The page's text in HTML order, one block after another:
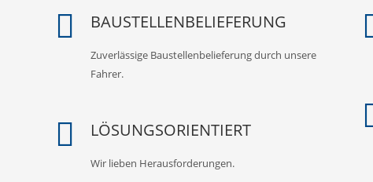
BAUSTELLENBELIEFERUNG
Zuverlässige Baustellenbelieferung durch unsere
Fahrer.
LÖSUNGSORIENTIERT
Wir lieben Herausforderungen.